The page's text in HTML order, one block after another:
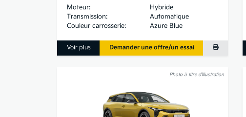
Moteur:
Hybride
Transmission:
Automatique
Couleur carrosserie:
Azure Blue
Voir plus Demander une offre/un essai
Photo à titre d’illustration